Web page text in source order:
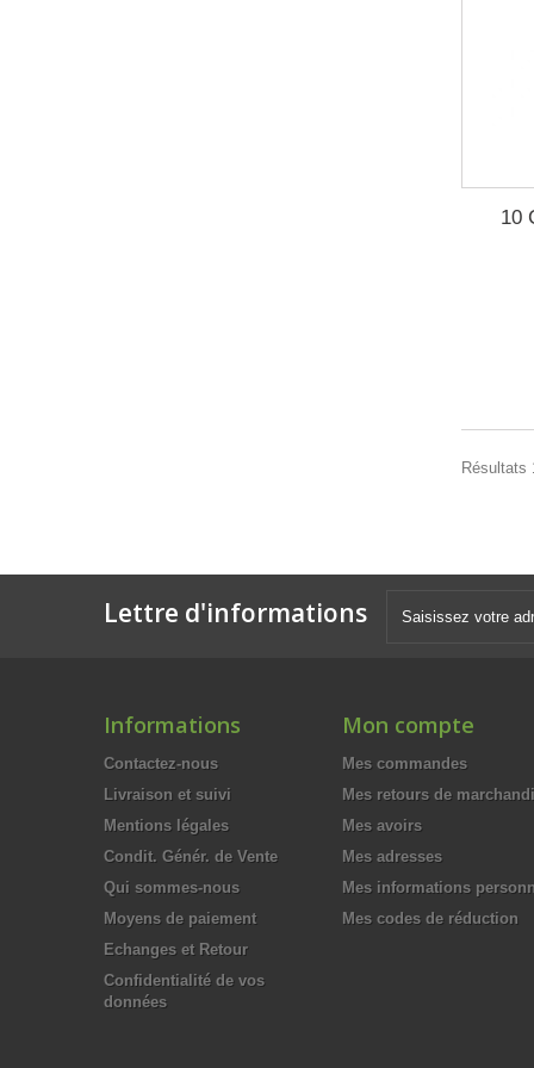
10
Résultats
Lettre d'informations
Informations
Contactez-nous
Livraison et suivi
Mentions légales
Condit. Génér. de Vente
Qui sommes-nous
Moyens de paiement
Echanges et Retour
Confidentialité de vos
données
Mon compte
Mes commandes
Mes retours de
Mes avoirs
Mes adresses
Mes informations
Mes codes de réduction